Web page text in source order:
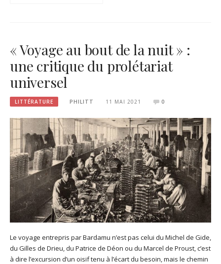
« Voyage au bout de la nuit » :
une critique du prolétariat
universel
LITTÉRATURE PHILITT 11 MAI 2021 0
Le voyage entrepris par Bardamu n’est pas celui du Michel de Gide,
du Gilles de Drieu, du Patrice de Déon ou du Marcel de Proust, c’est
à dire l’excursion d’un oisif tenu à l’écart du besoin, mais le chemin